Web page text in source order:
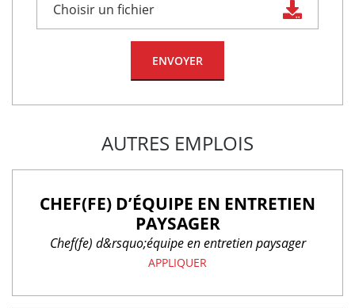
Choisir un fichier
AUTRES EMPLOIS
CHEF(FE) D’ÉQUIPE EN ENTRETIEN
PAYSAGER
Chef(fe) d&rsquo;équipe en entretien paysager
APPLIQUER